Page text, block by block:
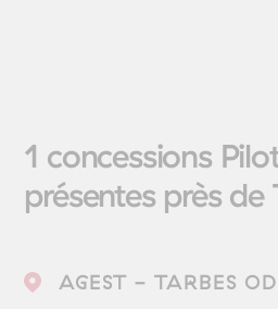
1 concessions
présentes près de
AGEST - TARBES